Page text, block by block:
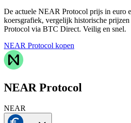
De actuele NEAR Protocol prijs in euro
koersgrafiek, vergelijk historische
Protocol via BTC Direct. Veilig en snel.
NEAR Protocol kopen
NEAR Protocol
NEAR